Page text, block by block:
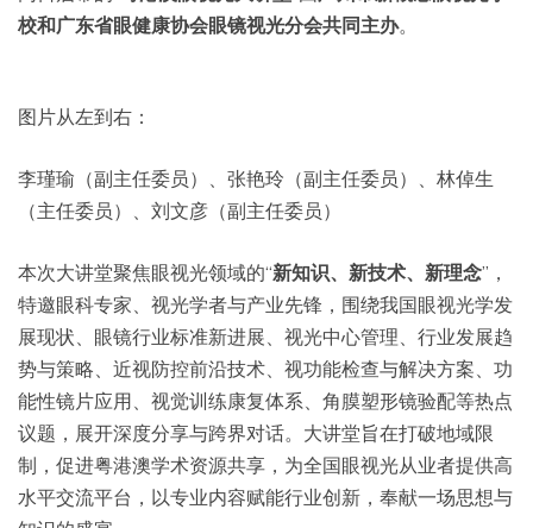
校和广东省眼健康协会眼镜视光分会共同主办。
图片从左到右：
李瑾瑜（副主任委员）、张艳玲（副主任委员）、林倬生
（主任委员）、刘文彦（副主任委员）
本次大讲堂聚焦眼视光领域的“新知识、新技术、新理念”，
特邀眼科专家、视光学者与产业先锋，围绕我国眼视光学发
展现状、眼镜行业标准新进展、视光中心管理、行业发展趋
势与策略、近视防控前沿技术、视功能检查与解决方案、功
能性镜片应用、视觉训练康复体系、角膜塑形镜验配等热点
议题，展开深度分享与跨界对话。大讲堂旨在打破地域限
制，促进粤港澳学术资源共享，为全国眼视光从业者提供高
水平交流平台，以专业内容赋能行业创新，奉献一场思想与